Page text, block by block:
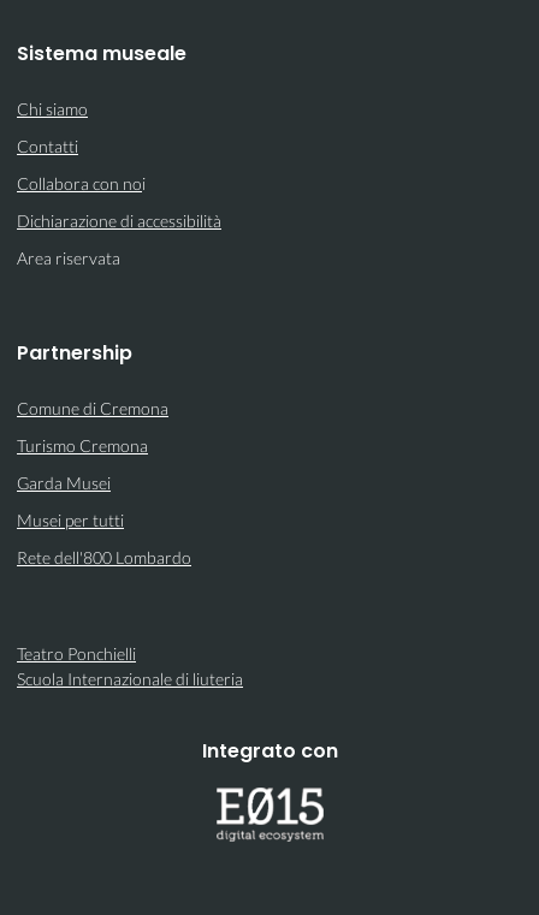
Sistema museale
Chi siamo
Contatti
Collabora con noi
Dichiarazione di accessibilità
Area riservata
Partnership
Comune di Cremona
Turismo Cremona
Garda Musei
Musei per tutti
Rete dell'800 Lombardo
Teatro Ponchielli
Scuola Internazionale di liuteria
Integrato con